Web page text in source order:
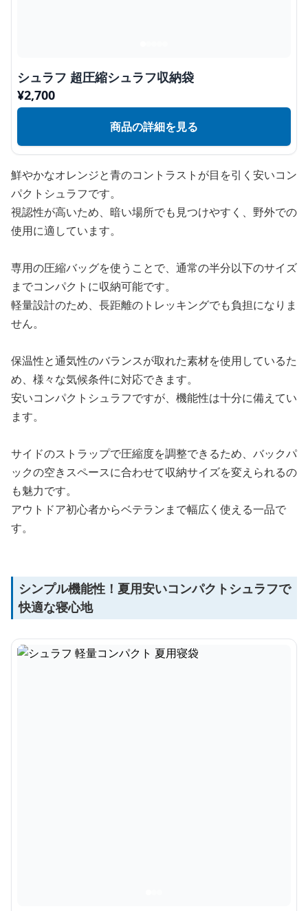
シュラフ 超圧縮シュラフ収納袋
¥2,700
商品の詳細を見る
鮮やかなオレンジと青のコントラストが目を引く安いコン
パクトシュラフです。
視認性が高いため、暗い場所でも見つけやすく、野外での
使用に適しています。
専用の圧縮バッグを使うことで、通常の半分以下のサイズ
までコンパクトに収納可能です。
軽量設計のため、長距離のトレッキングでも負担になりま
せん。
保温性と通気性のバランスが取れた素材を使用しているた
め、様々な気候条件に対応できます。
安いコンパクトシュラフですが、機能性は十分に備えてい
ます。
サイドのストラップで圧縮度を調整できるため、バックパ
ックの空きスペースに合わせて収納サイズを変えられるの
も魅力です。
アウトドア初心者からベテランまで幅広く使える一品で
す。
シンプル機能性！夏用安いコンパクトシュラフで
快適な寝心地